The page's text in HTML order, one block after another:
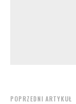
POPRZEDNI ARTYKUŁ